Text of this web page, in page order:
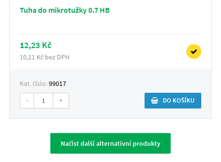
Tuha do mikrotužky 0.7 HB
12,23 Kč
10,11 Kč bez DPH
Kat. číslo:99017
- + DO KOŠÍKU
Načíst další alternativní produkty